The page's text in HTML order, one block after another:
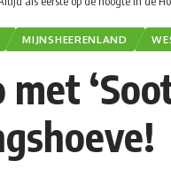
MIJNSHEERENLAND
met